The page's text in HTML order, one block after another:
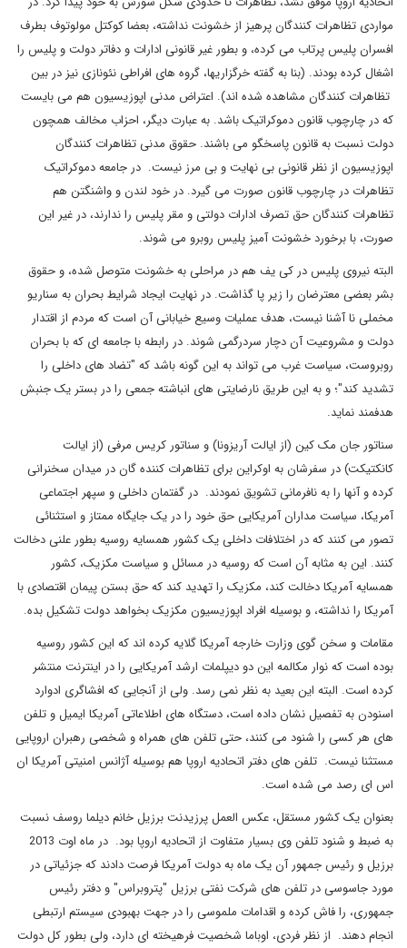
مواردی تظاهرات کنندگان پرهیز از خشونت نداشته، بعضا کوکتل مولوتوف بطرف
افسران پلیس پرتاب می کرده، و بطور غیر قانونی ادارات و دفاتر دولت و پلیس را
اشغال کرده بودند. (بنا به گفته خرگزاریها، گروه های افراطی نئونازی نیز در بین
تظاهرات کنندگان مشاهده شده اند). اعتراض مدنی اپوزیسیون هم می بایست
که در چارچوب قانون دموکراتیک باشد. به عبارت دیگر، احزاب مخالف همچون
دولت نسبت به قانون پاسخگو می باشند. حقوق مدنی تظاهرات کنندگان
اپوزیسیون از نظر قانونی بی نهایت و بی مرز نیست. در جامعه دموکراتیک
تظاهرات در چارچوب قانون صورت می گیرد. در خود لندن و واشنگتن هم
تظاهرات کنندگان حق تصرف ادارات دولتی و مقر پلیس را ندارند، در غیر این
صورت، با برخورد خشونت آمیز پلیس روبرو می شوند.
البته نیروی پلیس در کی یف هم در مراحلی به خشونت متوصل شده، و حقوق
بشر بعضی معترضان را زیر پا گذاشت. در نهایت ایجاد شرایط بحران به سناریو
مخملی نا آشنا نیست، هدف عملیات وسیع خیابانی آن است که مردم از اقتدار
دولت و مشروعیت آن دچار سردرگمی شوند. در رابطه با جامعه ای که با بحران
روبروست، سیاست غرب می تواند به این گونه باشد که "تضاد های داخلی را
تشدید کند"؛ و به این طریق نارضایتی های انباشته جمعی را در بستر یک جنبش
هدفمند نماید.
سناتور جان مک کین (از ایالت آریزونا) و سناتور کریس مرفی (از ایالت
کانکتیکت) در سفرشان به اوکراین برای تظاهرات کننده گان در میدان سخنرانی
کرده و آنها را به نافرمانی تشویق نمودند. در گفتمان داخلی و سپهر اجتماعی
آمریکا، سیاست مداران آمریکایی حق خود را در یک جایگاه ممتاز و استثنائی
تصور می کنند که در اختلافات داخلی یک کشور همسایه روسیه بطور علنی دخالت
کنند. این به مثابه آن است که روسیه در مسائل و سیاست مکزیک، کشور
همسایه آمریکا دخالت کند، مکزیک را تهدید کند که حق بستن پیمان اقتصادی با
آمریکا را نداشته، و بوسیله افراد اپوزیسیون مکزیک بخواهد دولت تشکیل بده.
مقامات و سخن گوی وزارت خارجه آمریکا گلایه کرده اند که این کشور روسیه
بوده است که نوار مکالمه این دو دیپلمات ارشد آمریکایی را در اینترنت منتشر
کرده است. البته این بعید به نظر نمی رسد. ولی از آنجایی که افشاگری ادوارد
اسنودن به تفصیل نشان داده است، دستگاه های اطلاعاتی آمریکا ایمیل و تلفن
های هر کسی را شنود می کنند، حتی تلفن های همراه و شخصی رهبران اروپایی
مستثنا نیست. تلفن های دفتر اتحادیه اروپا هم بوسیله آژانس امنیتی آمریکا ان
اس ای رصد می شده است.
بعنوان یک کشور مستقل، عکس العمل پرزیدنت برزیل خانم دیلما روسف نسبت
به ضبط و شنود تلفن وی بسیار متفاوت از اتحادیه اروپا بود. در ماه اوت 2013
برزیل و رئیس جمهور آن یک ماه به دولت آمریکا فرصت دادند که جزئیاتی در
مورد جاسوسی در تلفن های شرکت نفتی برزیل "پتروبراس" و دفتر رئیس
جمهوری، را فاش کرده و اقدامات ملموسی را در جهت بهبودی سیستم ارتبطی
انجام دهند. از نظر فردی، اوباما شخصیت فرهیخته ای دارد، ولی بطور کل دولت